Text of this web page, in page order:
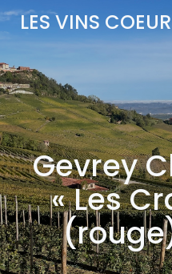
Aller
au
contenu
LES VINS COEUR
Gevrey
« Les